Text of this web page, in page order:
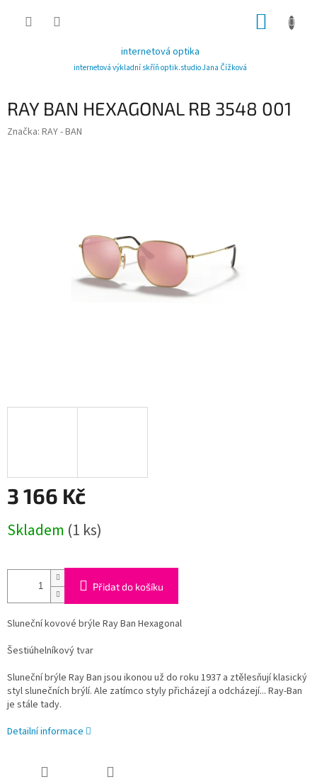
internetová optika
internetová výkladní skříň optik.studio Jana Čížková
RAY BAN HEXAGONAL RB 3548 001
Značka: RAY - BAN
3 166 Kč
cena:
Skladem (1 ks)
Přidat do košíku
Sluneční kovové brýle Ray Ban Hexagonal
Šestiúhelníkový tvar
Sluneční brýle Ray Ban jsou ikonou už do roku 1937 a ztělesňují klasický
styl slunečních brýlí. Ale zatímco styly přicházejí a odcházejí... Ray-Ban
je stále tady.
Detailní informace